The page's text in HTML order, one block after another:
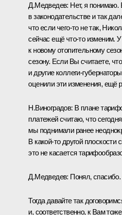
Д.Медведев: Нет, я понимаю.
в законодательстве и так
что если чего‑то не так,
сейчас ещё что‑то изменим.
к новому отопительному
сезону. Если Вы считаете,
и другие коллеги-
оценили эти изменения, ещё
Н.Виноградов: В плане
платежей считаю, что
мы поднимали ранее
В какой‑то другой
это не касается
Д.Медведев: Понял, спасибо.
Тогда давайте так
и, соответственно, к Вам